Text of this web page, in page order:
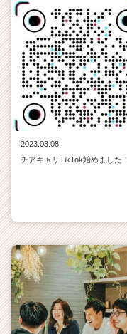
2023.03.08
チアキャリTikTok始めました！